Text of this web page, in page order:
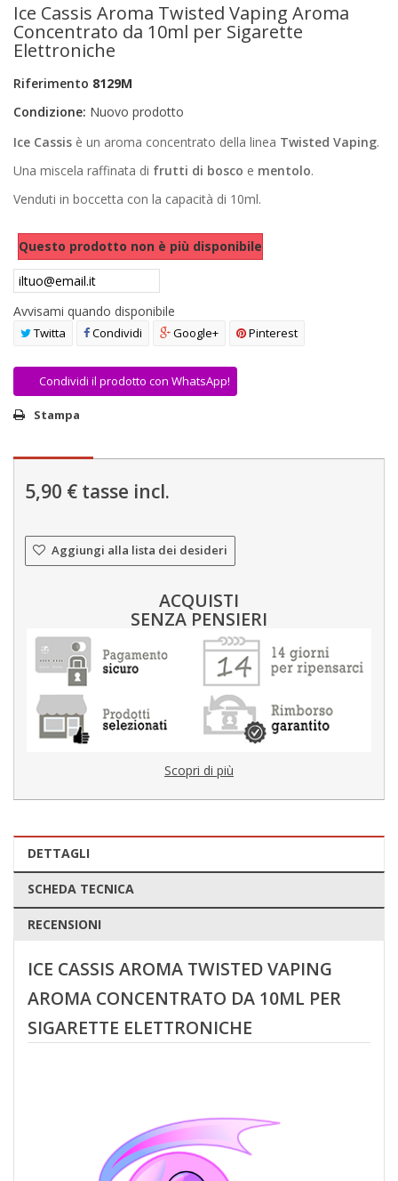
FAI DA TE
AUTO E MOTO
PROMOZIONI E COUPON
ARTICOLI IN OFFERTA
DICONO DI NOI
Ice Cassis Aroma Twisted Vaping Aroma
Concentrato da 10ml per Sigarette
Elettroniche
Riferimento 8129M
Condizione: Nuovo prodotto
Ice Cassis è un aroma concentrato della linea Twisted Vaping.
Una miscela raffinata di frutti di bosco e mentolo.
Venduti in boccetta con la capacità di 10ml.
Questo prodotto non è più disponibile
Avvisami quando disponibile
Twitta Condividi Google+ Pinterest
Condividi il prodotto con WhatsApp!
Stampa
5,90 € tasse incl.
Aggiungi alla lista dei desideri
ACQUISTI
SENZA PENSIERI
Scopri di più
DETTAGLI
SCHEDA TECNICA
RECENSIONI
ICE CASSIS AROMA TWISTED VAPING
AROMA CONCENTRATO DA 10ML PER
SIGARETTE ELETTRONICHE